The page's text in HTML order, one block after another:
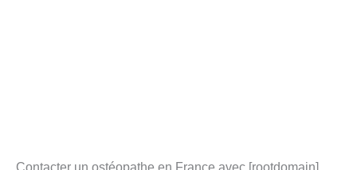
Contacter un ostéopathe en France avec [rootdomain]